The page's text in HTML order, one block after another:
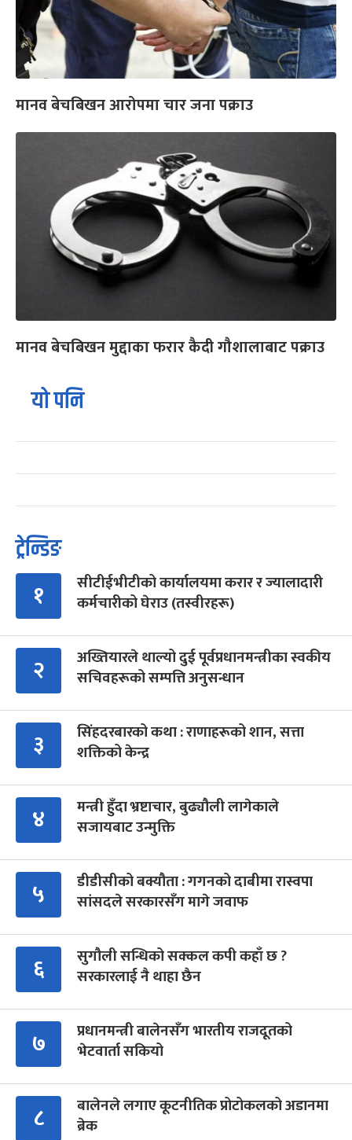
मानव बेचबिखन आरोपमा चार जना पक्राउ
मानव बेचबिखन मुद्दाका फरार कैदी गौशालाबाट पक्राउ
यो पनि
ट्रेन्डिङ
१
सीटीईभीटीको कार्यालयमा करार र ज्यालादारी
कर्मचारीको घेराउ (तस्वीरहरू)
२
अख्तियारले थाल्यो दुई पूर्वप्रधानमन्त्रीका स्वकीय
सचिवहरूको सम्पत्ति अनुसन्धान
३
सिंहदरबारको कथा : राणाहरूको शान, सत्ता
शक्तिको केन्द्र
४
मन्त्री हुँदा भ्रष्टाचार, बुढ्यौली लागेकाले
सजायबाट उन्मुक्ति
५
डीडीसीको बक्यौता : गगनको दाबीमा रास्वपा
सांसदले सरकारसँग मागे जवाफ
६
सुगौली सन्धिको सक्कल कपी कहाँ छ ?
सरकारलाई नै थाहा छैन
७
प्रधानमन्त्री बालेनसँग भारतीय राजदूतको
भेटवार्ता सकियो
८
बालेनले लगाए कूटनीतिक प्रोटोकलको अडानमा
ब्रेक